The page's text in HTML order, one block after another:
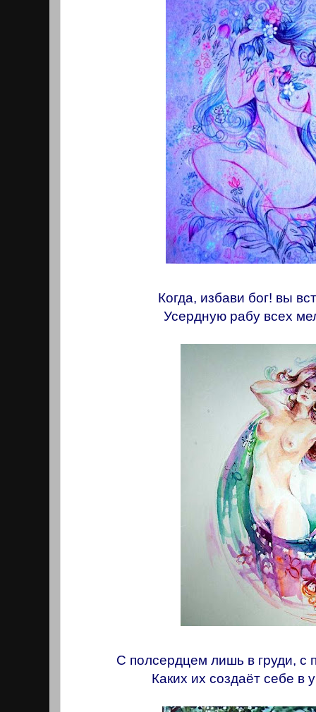
Когда, избави бог! вы
Усердную рабу всех
С полсердцем лишь в груди, с
Каких их создаёт себе в